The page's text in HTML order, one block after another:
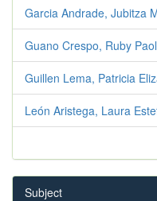
Garcia Andrade, Jubitza
Guano Crespo, Ruby
Guillen Lema, Patricia
León Aristega, Laura
Subject